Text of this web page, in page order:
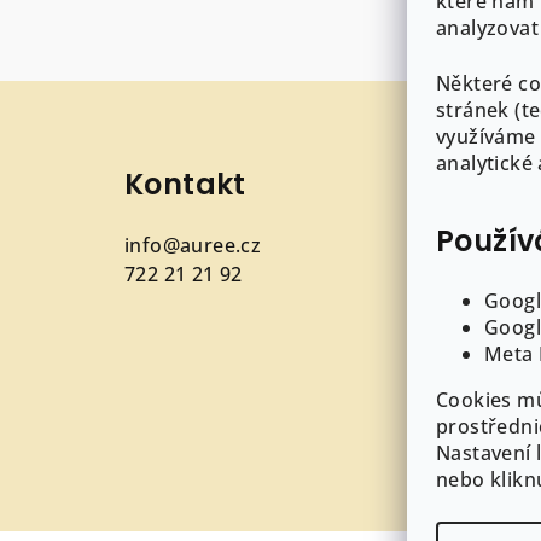
Některé
stránek
analytické
Meta
Cookies
Nastavení
nebo
Kontakt
info@auree.cz
722 21 21 92
O